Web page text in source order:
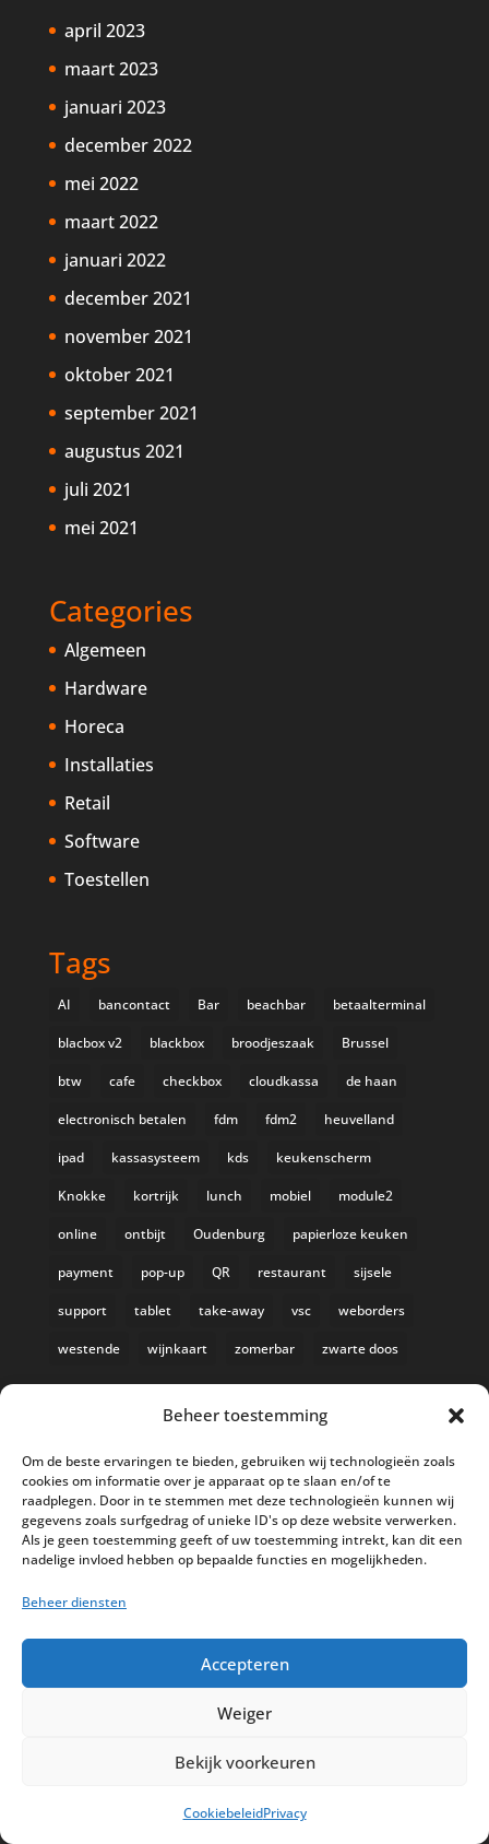
Beheer toestemming
Om de beste ervaringen te bieden, gebruiken wij technologieën zoals
cookies om informatie over je apparaat op te slaan en/of te
raadplegen. Door in te stemmen met deze technologieën kunnen wij
gegevens zoals surfgedrag of unieke ID's op deze website verwerken.
Als je geen toestemming geeft of uw toestemming intrekt, kan dit een
nadelige invloed hebben op bepaalde functies en mogelijkheden.
Beheer diensten
Accepteren
Weiger
Bekijk voorkeuren
CookiebeleidPrivacy
april 2023
maart 2023
januari 2023
december 2022
mei 2022
maart 2022
januari 2022
december 2021
november 2021
oktober 2021
september 2021
augustus 2021
juli 2021
mei 2021
Categories
Algemeen
Hardware
Horeca
Installaties
Retail
Software
Toestellen
Tags
AI bancontact Bar beachbar betaalterminal
blacbox v2 blackbox broodjeszaak Brussel
btw cafe checkbox cloudkassa de haan
electronisch betalen fdm fdm2 heuvelland
ipad kassasysteem kds keukenscherm
Knokke kortrijk lunch mobiel module2
online ontbijt Oudenburg papierloze keuken
payment pop-up QR restaurant sijsele
support tablet take-away vsc weborders
westende wijnkaart zomerbar zwarte doos
AI in de Horeca kassawereld
Bestel nu nog aan de 2025 prijzen
Safran Palace start met nieuw
Privacy